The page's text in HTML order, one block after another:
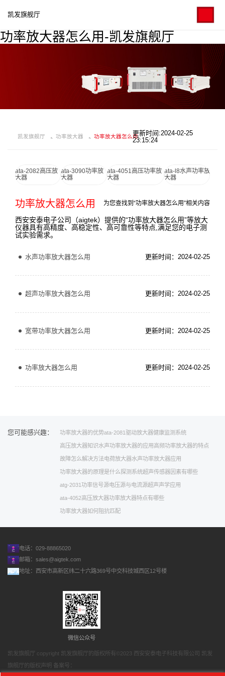
功率放大器怎么用-凯发旗舰厅
凯发旗舰厅
凯发旗舰厅 功率放大器 功率放大器怎么用更新时间:2024-02-25
23:15:24
ata-2082高压放
大器
ata-3090功率放
大器
ata-4051高压功率放
大器
ata-l8水声功率放
大器
功率放大器怎么用 为您查找到“功率放大器怎么用”相关内容
西安安泰电子公司（aigtek）提供的“功率放大器怎么用”等放大
仪器具有高精度、高稳定性、高可靠性等特点,满足您的电子测
试实验需求。
水声功率放大器怎么用 更新时间：2024-02-25
超声功率放大器怎么用 更新时间：2024-02-25
宽带功率放大器怎么用 更新时间：2024-02-25
功率放大器怎么用 更新时间：2024-02-25
您可能感兴趣： 功率放大器的优势ata-2081驱动放大器健康监测系统
高压放大器知识水声功率放大器的应用 高频功率放大器的特点
故障怎么解决方法电荷放大器水声功率放大器应用
功率放大器的原理是什么探测系统超声传感器因素有哪些
atg-2031功率信号源电压源与电流源超声声学应用
ata-4052高压放大器功率放大器特点有哪些
功率放大器如何阻抗匹配
电话：029-88865020
邮箱： sales@aigtek.com
地址：西安市高新区纬二十六路369号中交科技城西区12号楼
微信公众号
凯发旗舰厅 copyright 凯发旗舰厅的版权所有©2023 西安安泰电子科技有限公司 凯发
旗舰厅的版权声明 备案号：